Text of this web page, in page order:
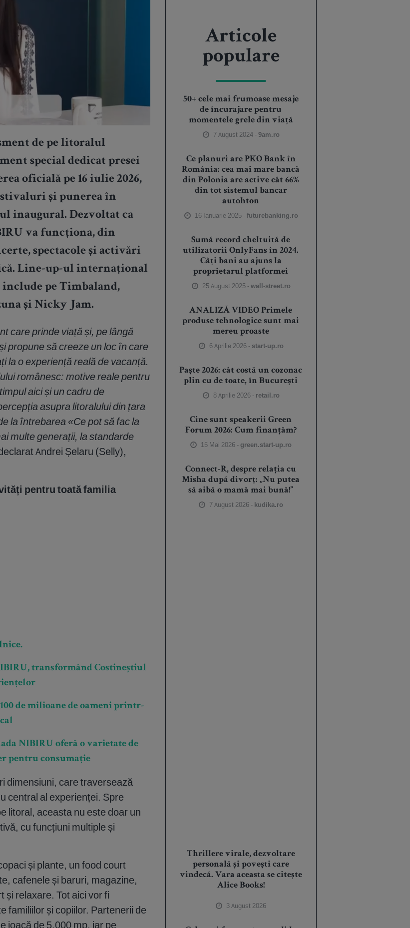
de pe litoralul
special dedicat presei
oficială pe 16 iulie 2026,
și punerea în
inaugural. Dezvoltat ca
va funcționa, din
spectacole și activări
Line-up-ul internațional
pe Timbaland,
și Nicky Jam.
care prinde viață și, pe lângă
propune să creeze un loc în care
la o experiență reală de vacanțǎ.
românesc: motive reale pentru
aici și un cadru de
asupra litoralului din țara
la întrebarea «Ce pot să fac la
multe generații, la standarde
Andrei Șelaru (Selly),
pentru toată familia
transformând Costineștiul
de milioane de oameni printr-
NIBIRU oferă o varietate de
pentru consumație
dimensiuni, care traversează
central al experienței. Spre
litoral, aceasta nu este doar un
cu funcțiuni multiple și
și plante, un food court
cafenele și baruri, magazine,
relaxare. Tot aici vor fi
familiilor și copiilor. Partenerii de
joacă de 5.000 mp, iar pe
Articole
populare
50+ cele mai frumoase mesaje
de încurajare pentru
momentele grele din viață
7 August 2024 -9am.ro
Ce planuri are PKO Bank în
România: cea mai mare bancă
din Polonia are active cât 66%
din tot sistemul bancar
autohton
16 Ianuarie 2025 -futurebanking.ro
Sumă record cheltuită de
utilizatorii OnlyFans în 2024.
Câți bani au ajuns la
proprietarul platformei
25 August 2025 -wall-street.ro
ANALIZĂ VIDEO Primele
produse tehnologice sunt mai
mereu proaste
6 Aprilie 2026 - start-up.ro
Paște 2026: cât costă un cozonac
plin cu de toate, în București
8 Aprilie 2026 - retail.ro
Cine sunt speakerii Green
Forum 2026: Cum finanțăm?
15 Mai 2026 - green.start-up.ro
Connect-R, despre relația cu
Misha după divorț: „Nu putea
să aibă o mamă mai bună!”
7 August 2026 - kudika.ro
Thrillere virale, dezvoltare
personală și povești care
vindecă. Vara aceasta se citește
Alice Books!
3 August 2026